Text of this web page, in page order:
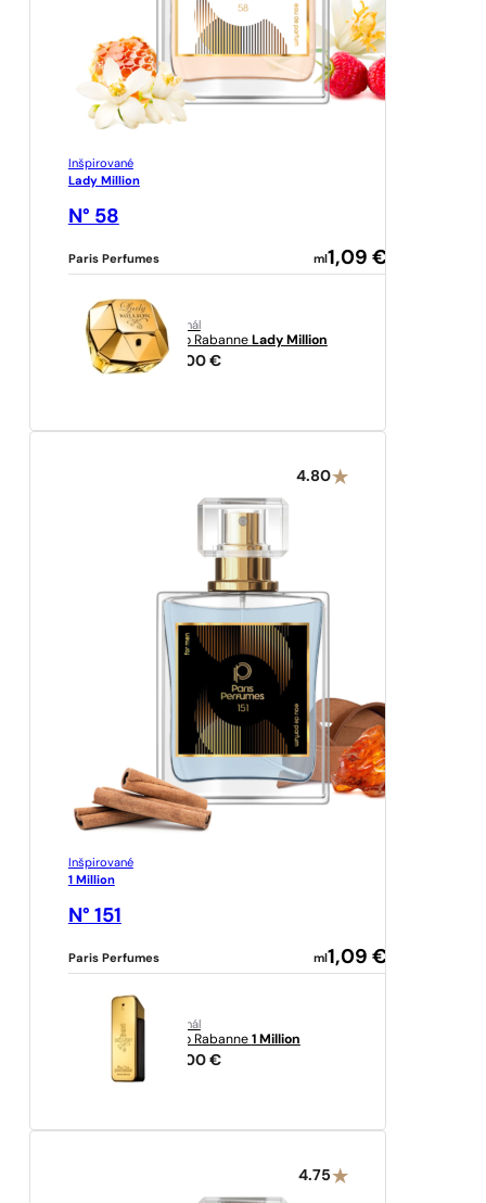
Inšpirované
Lady Million
N° 58
Paris Perfumes ml 1,09 €
originál
Paco Rabanne Lady Million
94,00 €
4.80
Inšpirované
1 Million
N° 151
Paris Perfumes ml 1,09 €
originál
Paco Rabanne 1 Million
89,00 €
4.75